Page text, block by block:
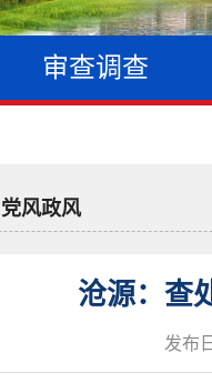
审查调查
党风政风
沧源：查
发布